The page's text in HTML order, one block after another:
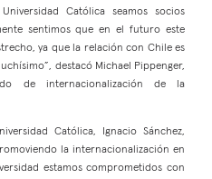
Católica seamos socios
sentimos que en el futuro este
ya que la relación con Chile es
destacó Michael Pippenger,
de internacionalización de la
Católica, Ignacio Sánchez,
la internacionalización en
estamos comprometidos con